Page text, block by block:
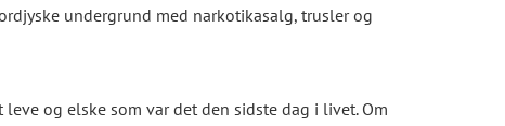
undergrund med narkotikasalg, trusler og
og elske som var det den sidste dag i livet. Om